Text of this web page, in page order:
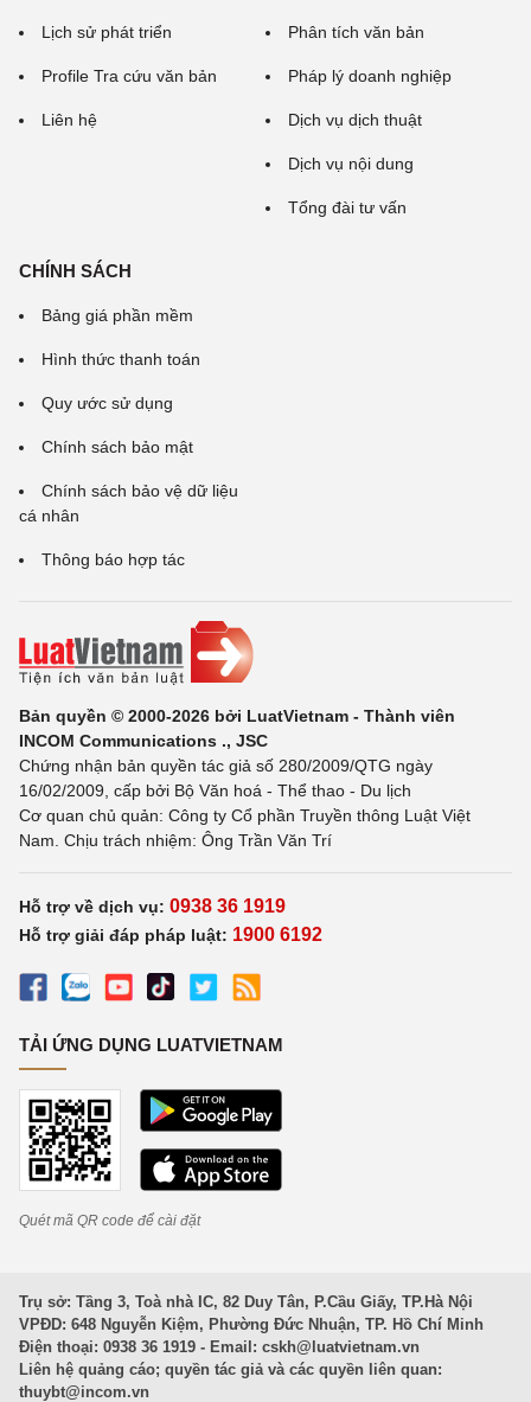
Lịch sử phát triển
Profile Tra cứu văn bản
Liên hệ
Phân tích văn bản
Pháp lý doanh nghiệp
Dịch vụ dịch thuật
Dịch vụ nội dung
Tổng đài tư vấn
CHÍNH SÁCH
Bảng giá phần mềm
Hình thức thanh toán
Quy ước sử dụng
Chính sách bảo mật
Chính sách bảo vệ dữ liệu
cá nhân
Thông báo hợp tác
Bản quyền © 2000-2026 bởi LuatVietnam - Thành viên
INCOM Communications ., JSC
Chứng nhận bản quyền tác giả số 280/2009/QTG ngày
16/02/2009, cấp bởi Bộ Văn hoá - Thể thao - Du lịch
Cơ quan chủ quản: Công ty Cổ phần Truyền thông Luật Việt
Nam. Chịu trách nhiệm: Ông Trần Văn Trí
Hỗ trợ về dịch vụ: 0938 36 1919
Hỗ trợ giải đáp pháp luật: 1900 6192
TẢI ỨNG DỤNG LUATVIETNAM
Quét mã QR code để cài đặt
Trụ sở: Tầng 3, Toà nhà IC, 82 Duy Tân, P.Cầu Giấy, TP.Hà Nội
VPĐD: 648 Nguyễn Kiệm, Phường Đức Nhuận, TP. Hồ Chí Minh
Điện thoại: 0938 36 1919 - Email: cskh@luatvietnam.vn
Liên hệ quảng cáo; quyền tác giả và các quyền liên quan:
thuybt@incom.vn